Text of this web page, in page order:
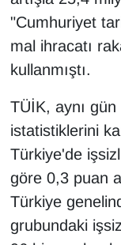
"Cumhuriyet
mal ihracatı
kullanmıştı.
TÜİK, aynı
istatistiklerini
Türkiye'de
göre 0,3 puan
Türkiye
grubundaki
Sinema -
SİYASET
TEBRİK
TEKNOLOJİ
Turizm